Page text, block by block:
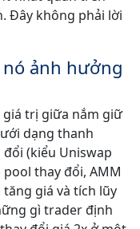
Đây không phải lời
ảnh hưởng
giá trị giữa nắm giữ
dạng thanh
(kiểu Uniswap
thay đổi, AMM
giá và tích lũy
gì trader định